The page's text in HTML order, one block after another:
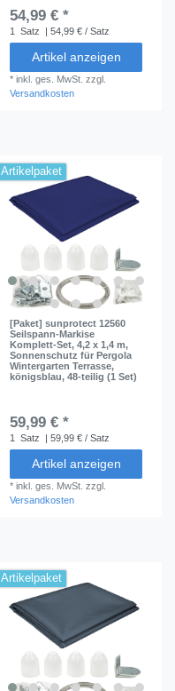
54,99 € *
1 Satz | 54,99 € / Satz
Artikel anzeigen
*inkl. ges. MwSt. zzgl.
Versandkosten
Artikelpaket
[Paket] sunprotect 12560
Seilspann-Markise
Komplett-Set, 4,2 x 1,4 m,
Sonnenschutz für Pergola
Wintergarten Terrasse,
königsblau, 48-teilig (1 Set)
59,99 € *
1 Satz | 59,99 € / Satz
Artikel anzeigen
*inkl. ges. MwSt. zzgl.
Versandkosten
Artikelpaket